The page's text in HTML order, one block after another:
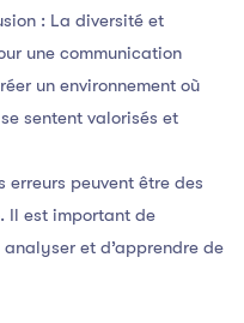
: La diversité et
une communication
un environnement où
sentent valorisés et
erreurs peuvent être des
Il est important de
et d’apprendre de